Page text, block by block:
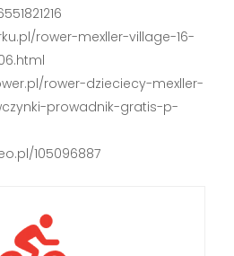
rower-mexller-village-16-
rower-dzieciecy-mexller-
prowadnik-gratis-p-
105096887